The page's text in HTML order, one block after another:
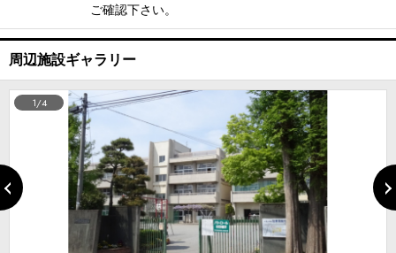
ご確認下さい。
周辺施設ギャラリー
1/4